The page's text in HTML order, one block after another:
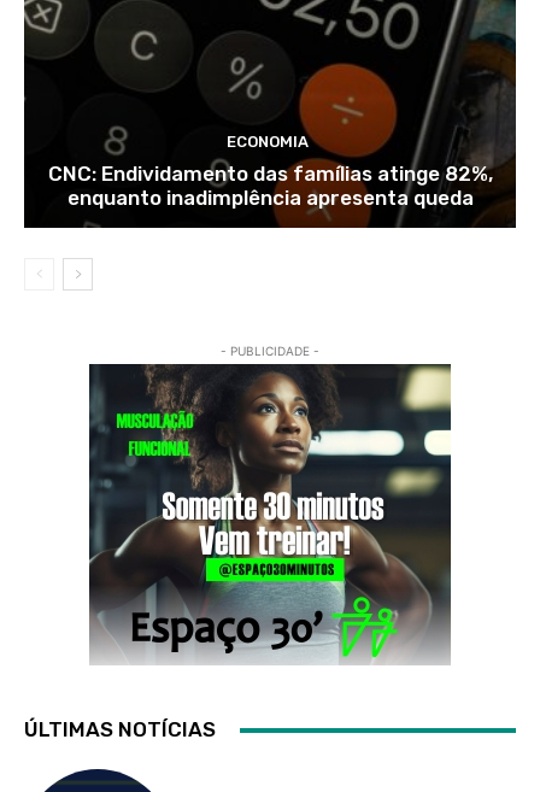
ECONOMIA
CNC: Endividamento das famílias atinge 82%,
enquanto inadimplência apresenta queda
- PUBLICIDADE -
ÚLTIMAS NOTÍCIAS